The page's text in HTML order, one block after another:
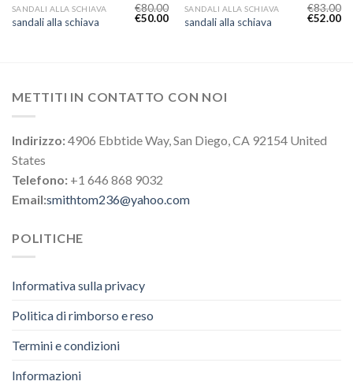
SANDALI ALLA SCHIAVA
sandali alla schiava
€80.00
€50.00
SANDALI ALLA SCHIAVA
sandali alla schiava
€83.00
€52.00
METTITI IN CONTATTO CON NOI
Indirizzo:4906 Ebbtide Way, San Diego, CA 92154 United
States
Telefono: +1 646 868 9032
Email:smithtom236@yahoo.com
POLITICHE
Informativa sulla privacy
Politica di rimborso e reso
Termini e condizioni
Informazioni